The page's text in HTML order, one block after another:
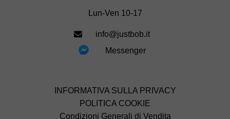
Lun-Ven 10-17
info@justbob.it
Messenger
INFORMATIVA SULLA PRIVACY
POLITICA COOKIE
Condizioni Generali di Vendita